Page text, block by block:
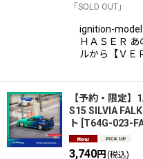
「SOLD OUT」
ignition-model
ＨＡＳＥＲ
ルから【ＶＥ
【予約・限定
S15 SILVIA
ト T64G-023-
3,740円 (税込)